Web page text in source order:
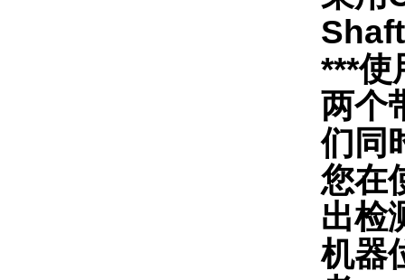
***使
两个
们同
您在
出检
机器